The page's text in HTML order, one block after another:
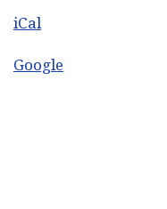
iCal
Google